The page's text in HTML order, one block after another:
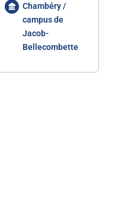
Chambéry /
campus de
Jacob-
Bellecombette